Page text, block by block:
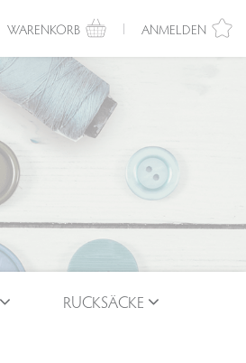
WARENKORB ANMELDEN
RUCKSÄCKE